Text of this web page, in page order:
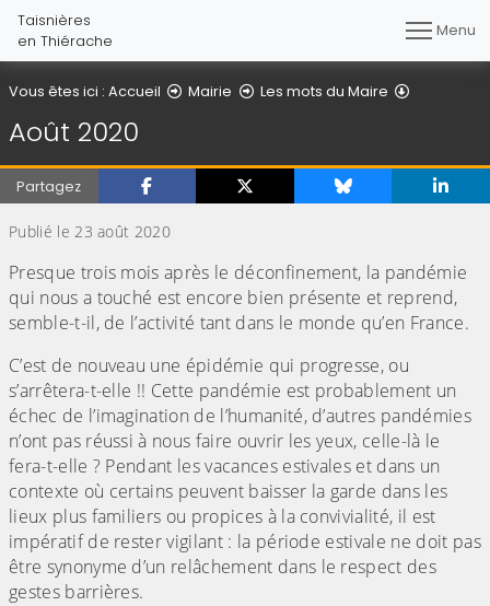
Taisnières
en Thiérache
Menu
Vous êtes ici : Accueil Mairie Les mots du Maire
Août 2020
Partagez
Publié le 23 août 2020
Presque trois mois après le déconfinement, la pandémie
qui nous a touché est encore bien présente et reprend,
semble-t-il, de l’activité tant dans le monde qu’en France.
C’est de nouveau une épidémie qui progresse, ou
s’arrêtera-t-elle !! Cette pandémie est probablement un
échec de l’imagination de l’humanité, d’autres pandémies
n’ont pas réussi à nous faire ouvrir les yeux, celle-là le
fera-t-elle ? Pendant les vacances estivales et dans un
contexte où certains peuvent baisser la garde dans les
lieux plus familiers ou propices à la convivialité, il est
impératif de rester vigilant : la période estivale ne doit pas
être synonyme d’un relâchement dans le respect des
gestes barrières.